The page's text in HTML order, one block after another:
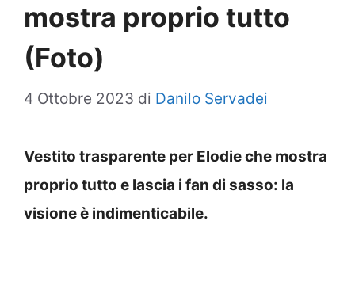
mostra proprio tutto
(Foto)
4 Ottobre 2023 di Danilo Servadei
Vestito trasparente per Elodie che mostra
proprio tutto e lascia i fan di sasso: la
visione è indimenticabile.